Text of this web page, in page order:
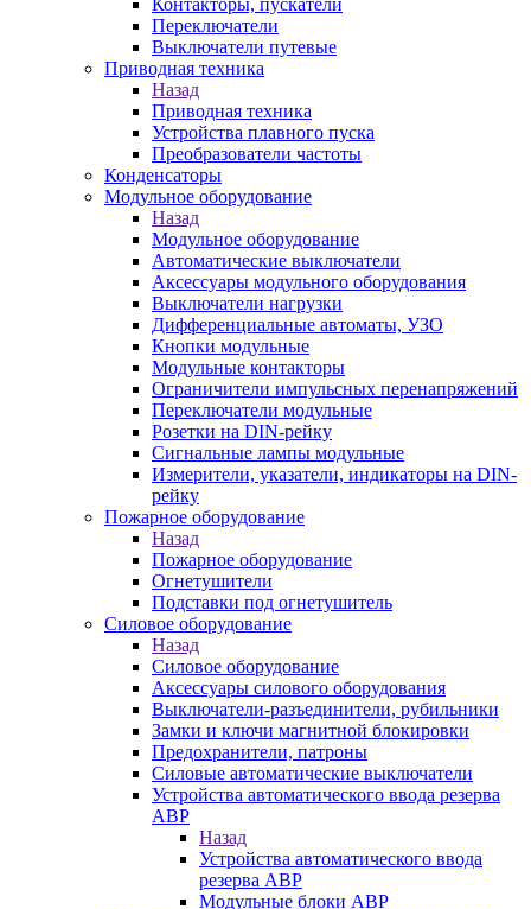
Контакторы, пускатели
Переключатели
Выключатели путевые
Приводная техника
Назад
Приводная техника
Устройства плавного пуска
Преобразователи частоты
Конденсаторы
Модульное оборудование
Назад
Модульное оборудование
Автоматические выключатели
Аксессуары модульного оборудования
Выключатели нагрузки
Дифференциальные автоматы, УЗО
Кнопки модульные
Модульные контакторы
Ограничители импульсных перенапряжений
Переключатели модульные
Розетки на DIN-рейку
Сигнальные лампы модульные
Измерители, указатели, индикаторы на DIN-
рейку
Пожарное оборудование
Назад
Пожарное оборудование
Огнетушители
Подставки под огнетушитель
Силовое оборудование
Назад
Силовое оборудование
Аксессуары силового оборудования
Выключатели-разъединители, рубильники
Замки и ключи магнитной блокировки
Предохранители, патроны
Силовые автоматические выключатели
Устройства автоматического ввода резерва
АВР
Назад
Устройства автоматического ввода
резерва АВР
Модульные блоки АВР